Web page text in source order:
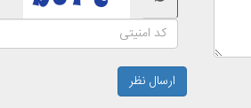
ارسال نظر